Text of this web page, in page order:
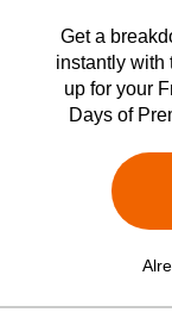
Get a
instantly with
up for your
Days of